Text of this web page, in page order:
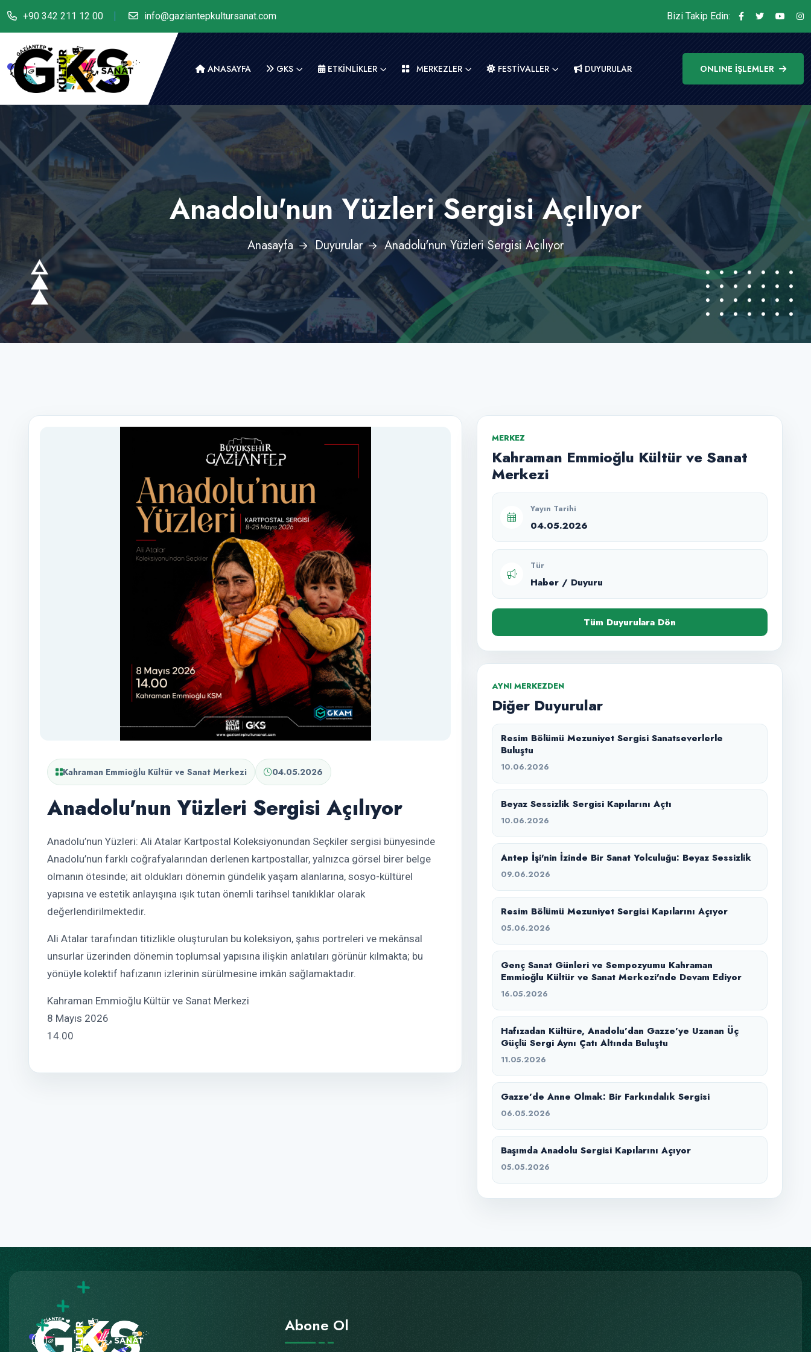
+90 342 211 12 00 info@gaziantepkultursanat.com Bizi Takip Edin:
ANASAYFA GKS ETKİNLİKLER MERKEZLER FESTİVALLER DUYURULAR ONLINE İŞLEMLER
Anadolu'nun Yüzleri Sergisi Açılıyor
Anasayfa Duyurular Anadolu'nun Yüzleri Sergisi Açılıyor
Kahraman Emmioğlu Kültür ve Sanat Merkezi 04.05.2026
Anadolu'nun Yüzleri Sergisi Açılıyor
Anadolu’nun Yüzleri: Ali Atalar Kartpostal Koleksiyonundan Seçkiler sergisi bünyesinde
Anadolu’nun farklı coğrafyalarından derlenen kartpostallar, yalnızca görsel birer belge
olmanın ötesinde; ait oldukları dönemin gündelik yaşam alanlarına, sosyo-kültürel
yapısına ve estetik anlayışına ışık tutan önemli tarihsel tanıklıklar olarak
değerlendirilmektedir.
Ali Atalar tarafından titizlikle oluşturulan bu koleksiyon, şahıs portreleri ve mekânsal
unsurlar üzerinden dönemin toplumsal yapısına ilişkin anlatıları görünür kılmakta; bu
yönüyle kolektif hafızanın izlerinin sürülmesine imkân sağlamaktadır.
Kahraman Emmioğlu Kültür ve Sanat Merkezi
8 Mayıs 2026
14.00
MERKEZ
Kahraman Emmioğlu Kültür ve Sanat
Merkezi
Yayın Tarihi
04.05.2026
Tür
Haber / Duyuru
Tüm Duyurulara Dön
AYNI MERKEZDEN
Diğer Duyurular
Resim Bölümü Mezuniyet Sergisi Sanatseverlerle
Buluştu
10.06.2026
Beyaz Sessizlik Sergisi Kapılarını Açtı
10.06.2026
Antep İşi'nin İzinde Bir Sanat Yolculuğu: Beyaz Sessizlik
09.06.2026
Resim Bölümü Mezuniyet Sergisi Kapılarını Açıyor
05.06.2026
Genç Sanat Günleri ve Sempozyumu Kahraman
Emmioğlu Kültür ve Sanat Merkezi'nde Devam Ediyor
16.05.2026
Hafızadan Kültüre, Anadolu’dan Gazze’ye Uzanan Üç
Güçlü Sergi Aynı Çatı Altında Buluştu
11.05.2026
Gazze’de Anne Olmak: Bir Farkındalık Sergisi
06.05.2026
Başımda Anadolu Sergisi Kapılarını Açıyor
05.05.2026
Abone Ol